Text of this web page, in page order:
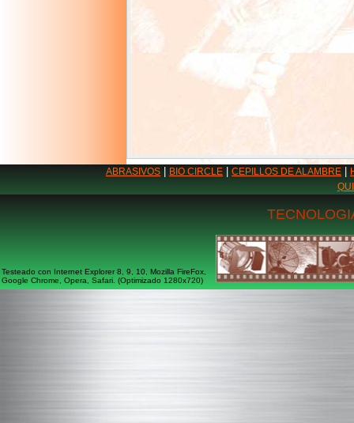
ABRASIVOS BIO CIRCLE CEPILLOS DE ALAMBRE
Testeado con Internet Explorer 8, 9, 10, Mozilla FireFox,
Google Chrome, Opera, Safari. (Optimizado 1280x720)